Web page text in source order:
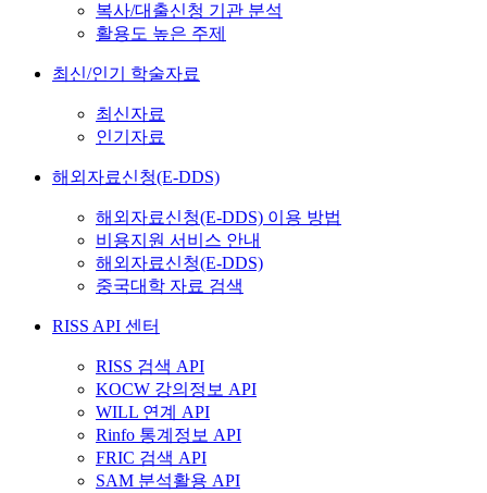
복사/대출신청 기관 분석
활용도 높은 주제
최신/인기 학술자료
최신자료
인기자료
해외자료신청(E-DDS)
해외자료신청(E-DDS) 이용 방법
비용지원 서비스 안내
해외자료신청(E-DDS)
중국대학 자료 검색
RISS API 센터
RISS 검색 API
KOCW 강의정보 API
WILL 연계 API
Rinfo 통계정보 API
FRIC 검색 API
SAM 분석활용 API